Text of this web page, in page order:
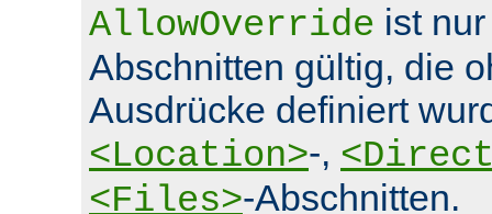
AllowOverride ist
Abschnitten gültig, die
Ausdrücke definiert
<Location>-,
<Files>-Abschnitten.